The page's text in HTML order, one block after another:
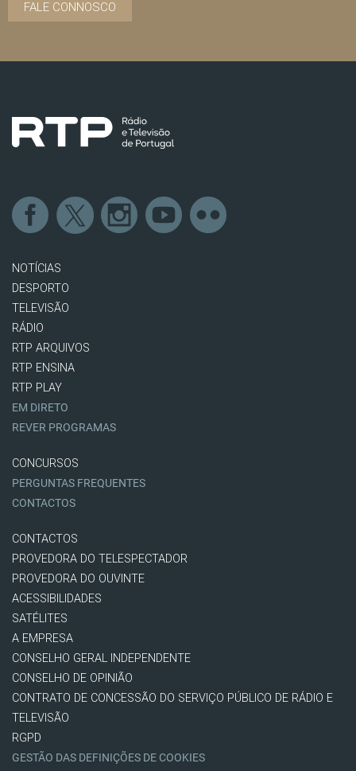
FALE CONNOSCO
NOTÍCIAS
DESPORTO
TELEVISÃO
RÁDIO
RTP ARQUIVOS
RTP ENSINA
RTP PLAY
EM DIRETO
REVER PROGRAMAS
CONCURSOS
PERGUNTAS FREQUENTES
CONTACTOS
CONTACTOS
PROVEDORA DO TELESPECTADOR
PROVEDORA DO OUVINTE
ACESSIBILIDADES
SATÉLITES
A EMPRESA
CONSELHO GERAL INDEPENDENTE
CONSELHO DE OPINIÃO
CONTRATO DE CONCESSÃO DO SERVIÇO PÚBLICO DE RÁDIO E
TELEVISÃO
RGPD
GESTÃO DAS DEFINIÇÕES DE COOKIES